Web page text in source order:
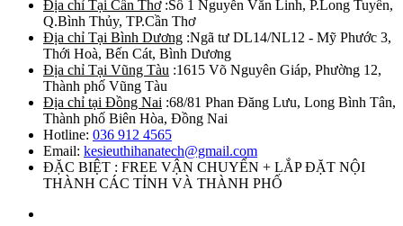
Địa chỉ Tại Cần Thơ:Số 1 Nguyễn Văn Linh, P.Long Tuyền,
Q.Bình Thủy, TP.Cần Thơ
Địa chỉ Tại Bình Dương :Ngã tư DL14/NL12 - Mỹ Phước 3,
Thới Hoà, Bến Cát, Bình Dương
Địa chỉ Tại Vũng Tàu :1615 Võ Nguyên Giáp, Phường 12,
Thành phố Vũng Tàu
Địa chỉ tại Đồng Nai :68/81 Phan Đăng Lưu, Long Bình Tân,
Thành phố Biên Hòa, Đồng Nai
Hotline: 036 912 4565
Email: kesieuthihanatech@gmail.com
ĐẶC BIỆT : FREE VẬN CHUYỂN + LẮP ĐẶT NỘI
THÀNH CÁC TỈNH VÀ THÀNH PHỐ